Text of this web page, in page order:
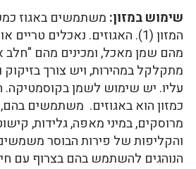
שימוש במזון: משתמשים באגוז
המזון (1). האגוזים. נאכלים
מהם שמן מאכל, ומכינים מהם "חלב
מתקלקל במהירות, ויש צורך
עליו. יש שימוש לשמן בקוסמטיקה.
כמזון הוא באגוזים. משתמשים
מרוסקים, במיני מאפה, גלידות,
והקליפות של פירות הבוסר
הנוהגים להשתמש בהם בצרוף עם